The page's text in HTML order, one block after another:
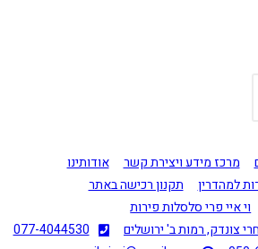
מרכז מידע ויצירת קשר
אודותינו
למהדרין
תקנון רכישה באתר
וי איי פרי סלסלות פירות
צונדק, רמות ב' ירושלים
077-4044530